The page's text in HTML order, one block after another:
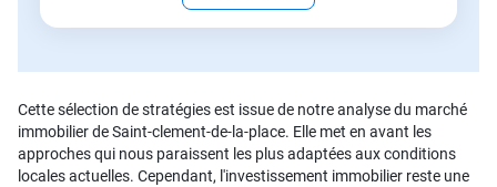
Cette sélection de stratégies est issue de notre analyse du marché
immobilier de Saint-clement-de-la-place. Elle met en avant les
approches qui nous paraissent les plus adaptées aux conditions
locales actuelles. Cependant, l'investissement immobilier reste une